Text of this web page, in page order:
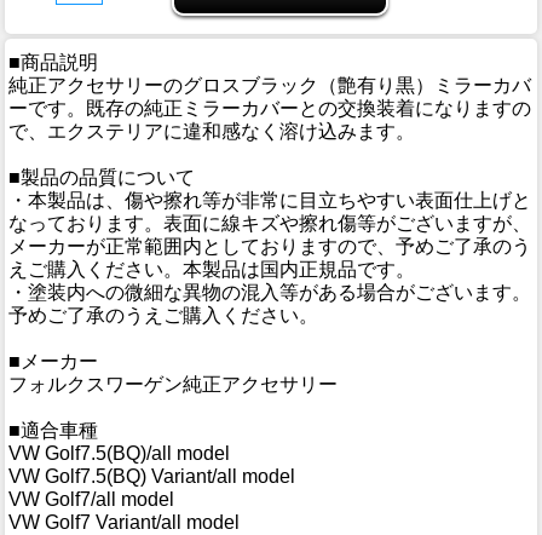
■商品説明
純正アクセサリーのグロスブラック（艶有り黒）ミラーカバ
ーです。既存の純正ミラーカバーとの交換装着になりますの
で、エクステリアに違和感なく溶け込みます。
■製品の品質について
・本製品は、傷や擦れ等が非常に目立ちやすい表面仕上げと
なっております。表面に線キズや擦れ傷等がございますが、
メーカーが正常範囲内としておりますので、予めご了承のう
えご購入ください。本製品は国内正規品です。
・塗装内への微細な異物の混入等がある場合がございます。
予めご了承のうえご購入ください。
■メーカー
フォルクスワーゲン純正アクセサリー
■適合車種
VW Golf7.5(BQ)/all model
VW Golf7.5(BQ) Variant/all model
VW Golf7/all model
VW Golf7 Variant/all model